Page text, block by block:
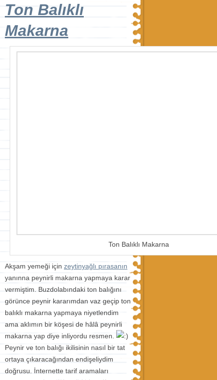
Ton Balıklı
Makarna
Ton Balıklı Makarna
Akşam yemeği için zeytinyağlı pırasanın
yanınna peynirli makarna yapmaya karar
vermiştim. Buzdolabındaki ton balığını
görünce peynir kararımdan vaz geçip ton
balıklı makarna yapmaya niyetlendim
ama aklımın bir köşesi de hâlâ peynirli
makarna yap diye inliyordu resmen.
Peynir ve ton balığı ikilisinin nasıl bir tat
ortaya çıkaracağından endişeliydim
doğrusu. İnternette tarif aramaları